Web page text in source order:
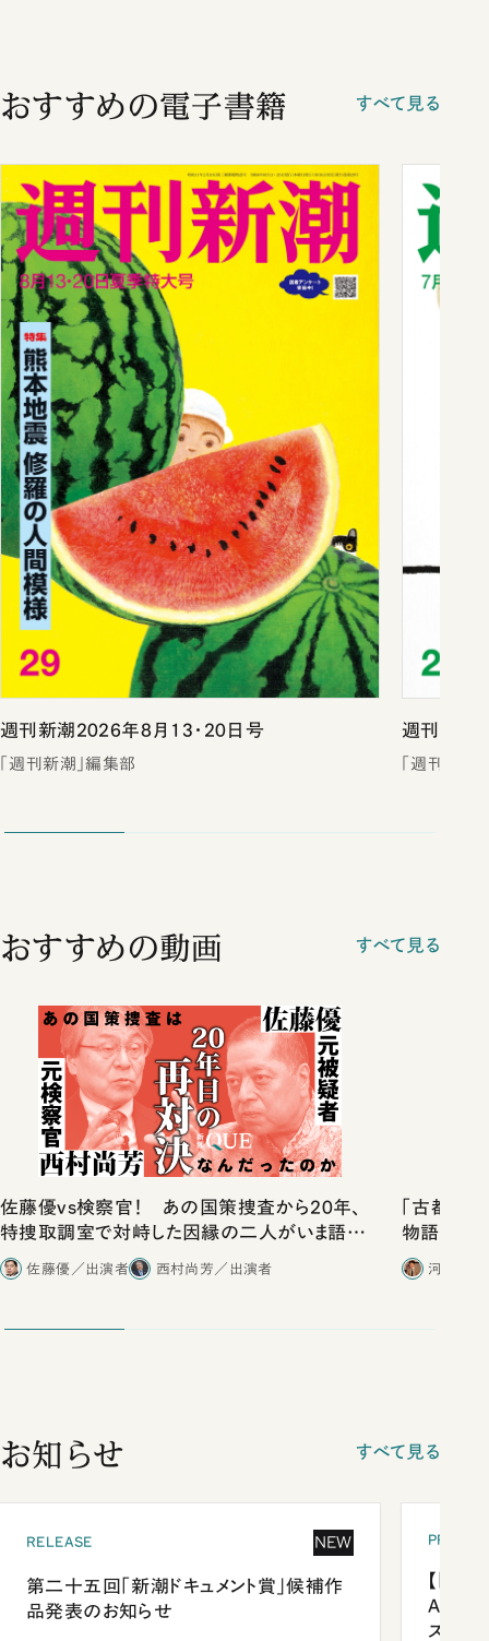
おすすめの電子書籍 すべて見る
週刊新潮2026年8月13・20日号
「週刊新潮」編集部
週刊新潮
「週刊新潮
おすすめの動画 すべて見る
佐藤優vs検察官！ あの国策捜査から20年、
特捜取調室で対峙した因縁の二人がいま語り
合ったこと
佐藤優／出演者 西村尚芳／出演者
「古都」
物語」に
河野有
お知らせ すべて見る
RELEASE NEW
第二十五回「新潮ドキュメント賞」候補作
品発表のお知らせ
【「新
ズプレ